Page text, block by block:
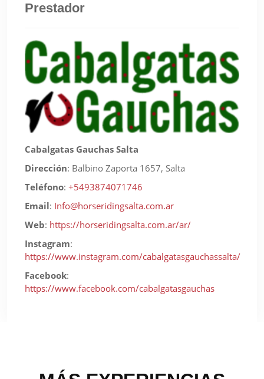
Prestador
Cabalgatas Gauchas Salta
Dirección: Balbino Zaporta 1657, Salta
Teléfono: +5493874071746
Email: Info@horseridingsalta.com.ar
Web: https://horseridingsalta.com.ar/ar/
Instagram:
https://www.instagram.com/cabalgatasgauchassalta/
Facebook:
https://www.facebook.com/cabalgatasgauchas